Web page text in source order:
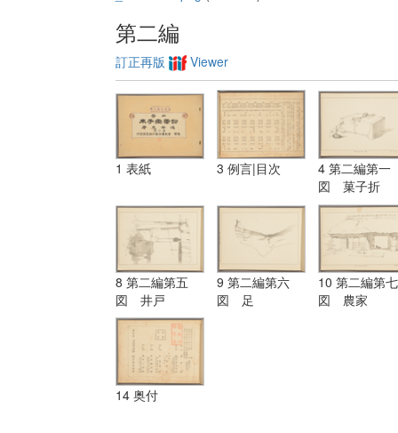
第二編
訂正再版 Viewer
1 表紙 3 例言|目次
4 第二編第一
図 菓子折
8 第二編第五
図 井戸
9 第二編第六
図 足
10 第二編第七
図 農家
14 奥付